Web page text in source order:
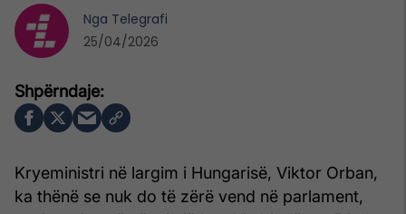
Kryeministri në largim i Hungarisë, Viktor Orban,
ka thënë se nuk do të zërë vend në parlament,
Nga Telegrafi
25/04/2026